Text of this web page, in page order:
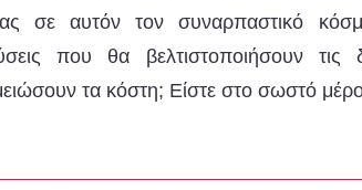
σε αυτόν τον συναρπαστικό
που θα βελτιστοποιήσουν τις
τα κόστη; Είστε στο σωστό